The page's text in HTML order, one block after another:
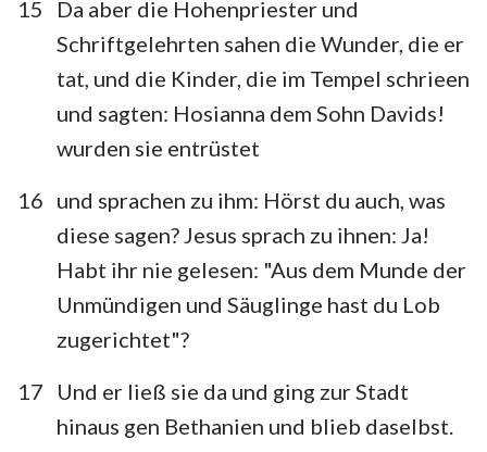
15
Da aber die Hohenpriester und
Schriftgelehrten sahen die Wunder, die er
tat, und die Kinder, die im Tempel schrieen
und sagten: Hosianna dem Sohn Davids!
wurden sie entrüstet
16 und sprachen zu ihm: Hörst du auch, was
diese sagen? Jesus sprach zu ihnen: Ja!
Habt ihr nie gelesen: "Aus dem Munde der
Unmündigen und Säuglinge hast du Lob
zugerichtet"?
17
Und er ließ sie da und ging zur Stadt
hinaus gen Bethanien und blieb daselbst.